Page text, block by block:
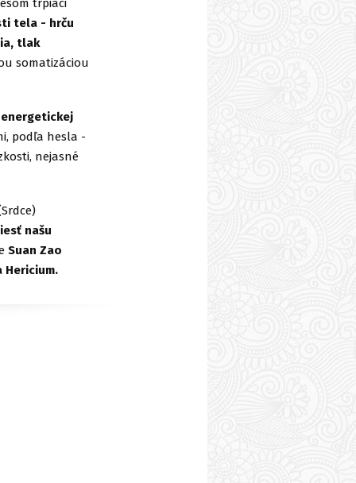
trpiaci
tela - hrču
tlak
somatizáciou
podľa hesla -
nejasné
našu
Suan Zao
Hericium.